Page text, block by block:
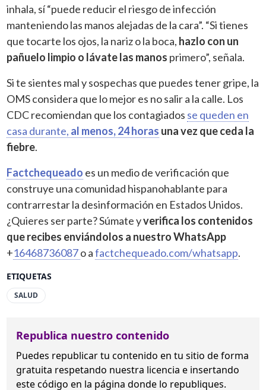
ETIQUETAS
SALUD
inhala, sí “puede reducir el riesgo de infección
manteniendo las manos alejadas de la cara”. “Si tienes
que tocarte los ojos, la nariz o la boca, hazlo con un
pañuelo limpio o lávate las manos primero”, señala.
Si te sientes mal y sospechas que puedes tener gripe, la
OMS considera que lo mejor es no salir a la calle. Los
CDC recomiendan que los contagiados se queden en
casa durante, al menos, 24 horas una vez que ceda la
fiebre.
Factchequeado es un medio de verificación que
construye una comunidad hispanohablante para
contrarrestar la desinformación en Estados Unidos.
¿Quieres ser parte? Súmate yverifica los contenidos
que recibes enviándolos a nuestro WhatsApp
+16468736087o afactchequeado.com/whatsapp.
Republica nuestro contenido
Puedes republicar tu contenido en tu sitio de forma
gratuita respetando nuestra licencia e insertando
este código en la página donde lo republiques.